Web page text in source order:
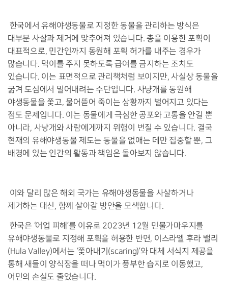
한국에서 유해야생동물로 지정한 동물을 관리하는 방식은
대부분 사살과 제거에 맞추어져 있습니다. 총을 이용한 포획이
대표적으로, 민간인까지 동원해 포획 허가를 내주는 경우가
많습니다. 먹이를 주지 못하도록 급여를 금지하는 조치도
있습니다. 이는 표면적으로 관리책처럼 보이지만, 사실상 동물을
굶겨 도심에서 밀어내려는 수단입니다. 사냥개를 동원해
야생동물을 쫓고, 물어뜯어 죽이는 상황까지 벌어지고 있다는
점도 문제입니다. 이는 동물에게 극심한 공포와 고통을 안길 뿐
아니라, 사냥개와 사람에게까지 위험이 번질 수 있습니다. 결국
현재의 유해야생동물 제도는 동물을 없애는 데만 집중할 뿐, 그
배경에 있는 인간의 활동과 책임은 돌아보지 않습니다.
이와 달리 많은 해외 국가는 유해야생동물을 사살하거나
제거하는 대신, 함께 살아갈 방안을 모색합니다.
한국은 ‘어업 피해’를 이유로 2023년 12월 민물가마우지를
유해야생동물로 지정해 포획을 허용한 반면, 이스라엘 후라 밸리
(Hula Valley)에서는 ‘쫓아내기(scaring)’와 대체 서식지 제공을
통해 새들이 양식장을 떠나 먹이가 풍부한 습지로 이동했고,
어민의 손실도 줄었습니다.